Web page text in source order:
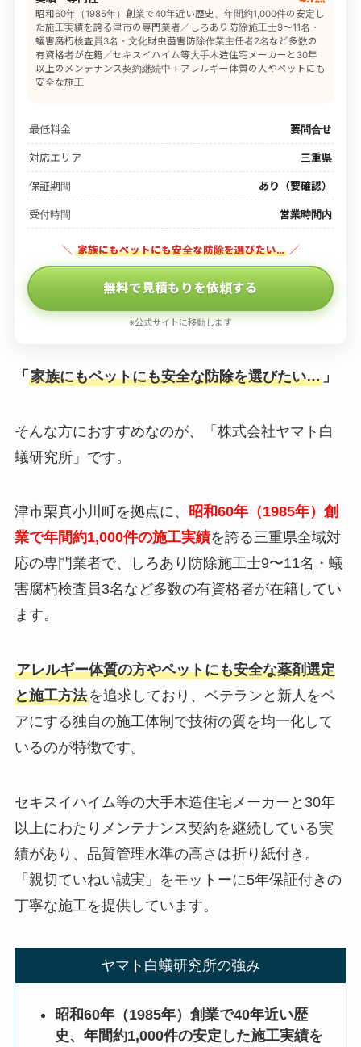
昭和60年（1985年）創業で40年近い歴史、年間約1,000件の安定し
た施工実績を誇る津市の専門業者／しろあり防除施工士9〜11名・
蟻害腐朽検査員3名・文化財虫菌害防除作業主任者2名など多数の
有資格者が在籍／セキスイハイム等大手木造住宅メーカーと30年
以上のメンテナンス契約継続中＋アレルギー体質の人やペットにも
安全な施工
最低料金 要問合せ
対応エリア 三重県
保証期間 あり（要確認）
受付時間 営業時間内
＼ 家族にもペットにも安全な防除を選びたい… ／
無料で見積もりを依頼する
※公式サイトに移動します
「 家族にもペットにも安全な防除を選びたい…」
そんな方におすすめなのが、「株式会社ヤマト白
蟻研究所」です。
津市栗真小川町を拠点に、 昭和60年（1985年）創
業で年間約1,000件の施工実績を誇る三重県全域対
応の専門業者で、しろあり防除施工士9〜11名・蟻
害腐朽検査員3名など多数の有資格者が在籍してい
ます。
アレルギー体質の方やペットにも安全な薬剤選定
と施工方法を追求しており、ベテランと新人をペ
アにする独自の施工体制で技術の質を均一化して
いるのが特徴です。
セキスイハイム等の大手木造住宅メーカーと30年
以上にわたりメンテナンス契約を継続している実
績があり、品質管理水準の高さは折り紙付き。
「親切ていねい誠実」をモットーに5年保証付きの
丁寧な施工を提供しています。
ヤマト白蟻研究所の強み
昭和60年（1985年）創業で40年近い歴
史、年間約1,000件の安定した施工実績を